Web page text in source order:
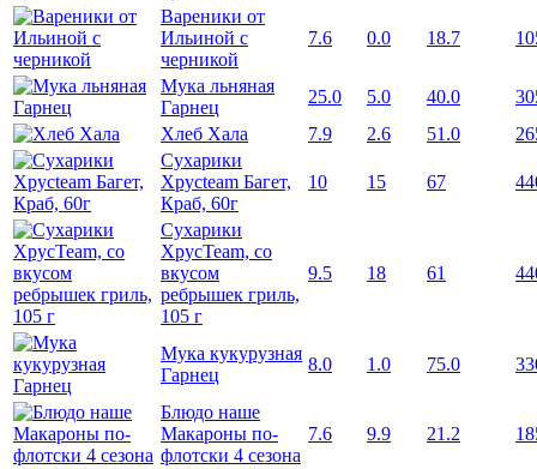
Вареники от
Ильиной с
черникой
7.6 0.0 18.7
Мука льняная
Гарнец
25.0 5.0 40.0
Хлеб Хала
7.9 2.6 51.0
Сухарики
Хрусteam Багет,
Краб, 60г
10 15 67
Сухарики
ХрусTeam, со
вкусом
ребрышек гриль,
105 г
9.5 18 61
Мука кукурузная
Гарнец
8.0 1.0 75.0
Блюдо наше
Макароны по-
флотски 4 сезона
7.6 9.9 21.2